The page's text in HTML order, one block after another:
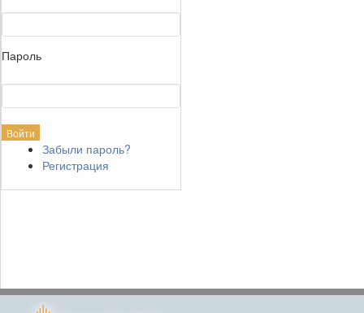
Пароль
Забыли пароль?
Регистрация